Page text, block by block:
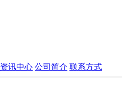
资讯中心 公司简介 联系方式